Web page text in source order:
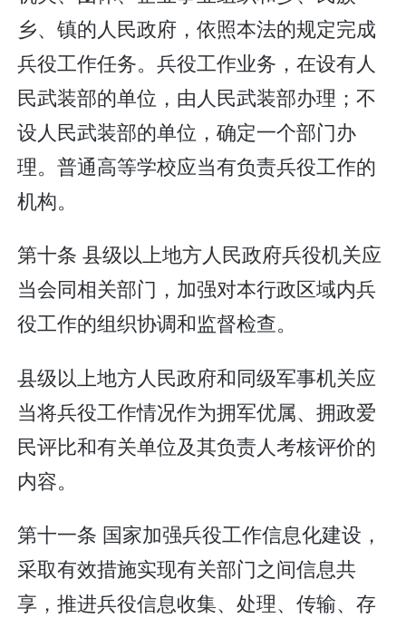
乡、镇的人民政府，依照本法的规定完成
兵役工作任务。兵役工作业务，在设有人
民武装部的单位，由人民武装部办理；不
设人民武装部的单位，确定一个部门办
理。普通高等学校应当有负责兵役工作的
机构。
第十条 县级以上地方人民政府兵役机关应
当会同相关部门，加强对本行政区域内兵
役工作的组织协调和监督检查。
县级以上地方人民政府和同级军事机关应
当将兵役工作情况作为拥军优属、拥政爱
民评比和有关单位及其负责人考核评价的
内容。
第十一条 国家加强兵役工作信息化建设，
采取有效措施实现有关部门之间信息共
享，推进兵役信息收集、处理、传输、存